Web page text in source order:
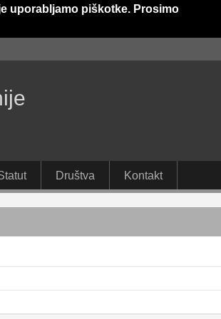
uporabljamo piškotke. Prosimo
Društva Kontakt